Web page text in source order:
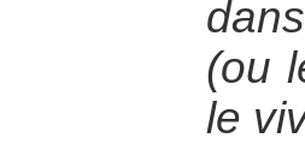
(ou
le